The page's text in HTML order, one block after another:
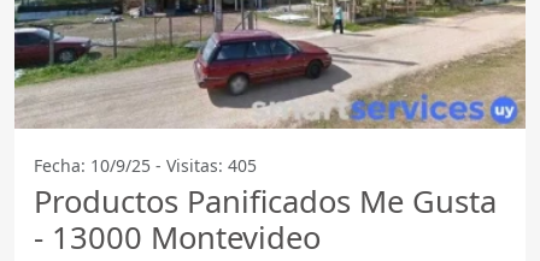
Fecha: 10/9/25 - Visitas: 405
Productos Panificados Me Gusta
- 13000 Montevideo